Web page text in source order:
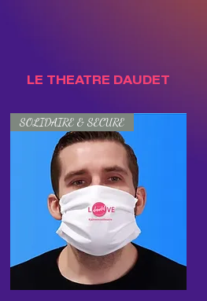
LE THEATRE DAUDET
SOLIDAIRE & SECURE